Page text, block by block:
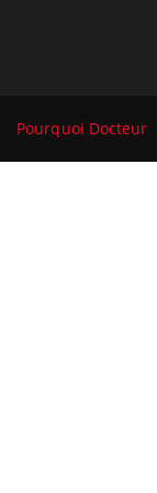
Pourquoi Docteur